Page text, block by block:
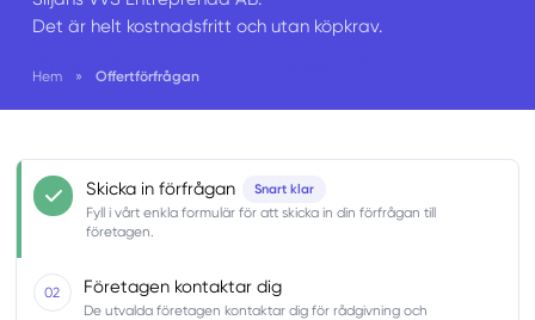
Det är helt kostnadsfritt och utan köpkrav.
Hem » Offertförfrågan
Skicka in förfrågan Snart klar
Fyll i vårt enkla formulär för att skicka in din förfrågan till
företagen.
02 Företagen kontaktar dig
De utvalda företagen kontaktar dig för rådgivning och